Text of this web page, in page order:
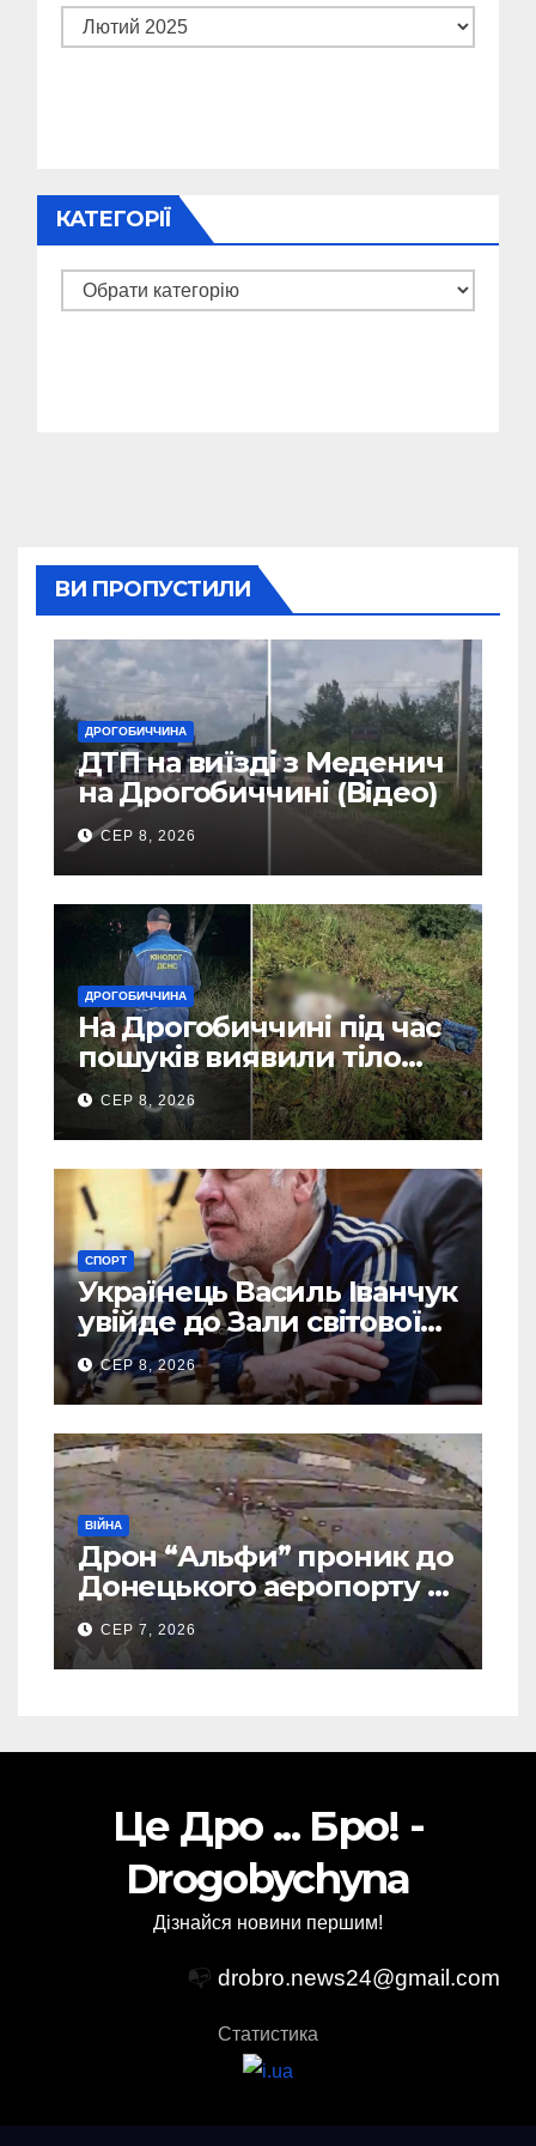
Архіви
КАТЕГОРІЇ
Категорії
ВИ ПРОПУСТИЛИ
ДРОГОБИЧЧИНА
ДТП на виїзді з Меденич
на Дрогобиччині (Відео)
СЕР 8, 2026
ДРОГОБИЧЧИНА
На Дрогобиччині під час
пошуків виявили тіло
зниклого чоловіка (Фото)
СЕР 8, 2026
СПОРТ
Українець Василь Іванчук
увійде до Зали світової
шахової слави
СЕР 8, 2026
ВІЙНА
Дрон “Альфи” проник до
Донецького аеропорту та
спалив “Шахед” ще до
запуску
СЕР 7, 2026
Це Дро ... Бро! -
Drogobychyna
Дізнайся новини першим!
📭 drobro.news24@gmail.com
Статистика